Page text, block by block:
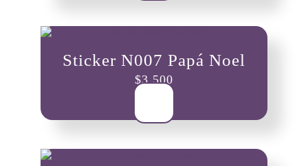
Sticker N007 Papá Noel
$3,500